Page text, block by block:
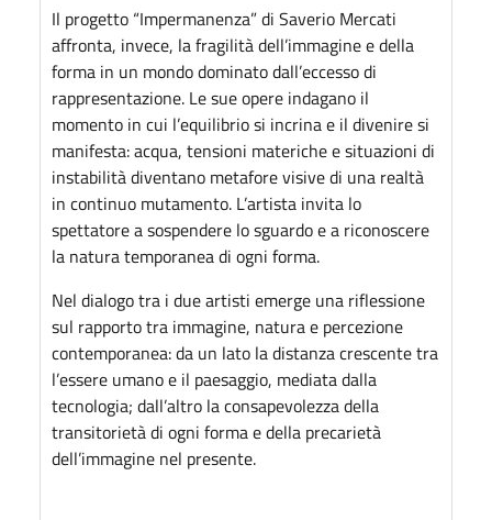
Il progetto “Impermanenza” di Saverio Mercati
affronta, invece, la fragilità dell’immagine e della
forma in un mondo dominato dall’eccesso di
rappresentazione. Le sue opere indagano il
momento in cui l’equilibrio si incrina e il divenire si
manifesta: acqua, tensioni materiche e situazioni di
instabilità diventano metafore visive di una realtà
in continuo mutamento. L’artista invita lo
spettatore a sospendere lo sguardo e a riconoscere
la natura temporanea di ogni forma.
Nel dialogo tra i due artisti emerge una riflessione
sul rapporto tra immagine, natura e percezione
contemporanea: da un lato la distanza crescente tra
l’essere umano e il paesaggio, mediata dalla
tecnologia; dall’altro la consapevolezza della
transitorietà di ogni forma e della precarietà
dell’immagine nel presente.